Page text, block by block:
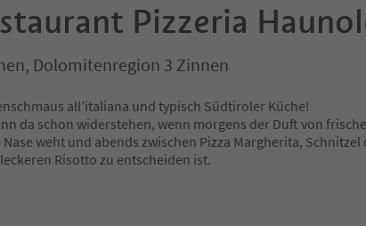
Pizzeria
Dolomitenregion 3 Zinnen
all’italiana und typisch Südtiroler Küche!
da schon widerstehen, wenn morgens der Duft von
Nase weht und abends zwischen Pizza Margherita, Schnitzel
Risotto zu entscheiden ist.